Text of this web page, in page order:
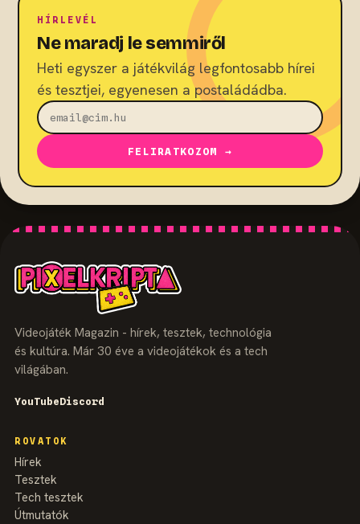
HÍRLEVÉL
Ne maradj le semmiről
Heti egyszer a játékvilág legfontosabb hírei
és tesztjei, egyenesen a postaládádba.
FELIRATKOZOM →
Videojáték Magazin - hírek, tesztek, technológia
és kultúra. Már 30 éve a videojátékok és a tech
világában.
YouTubeDiscord
ROVATOK
Hírek
Tesztek
Tech tesztek
Útmutatók